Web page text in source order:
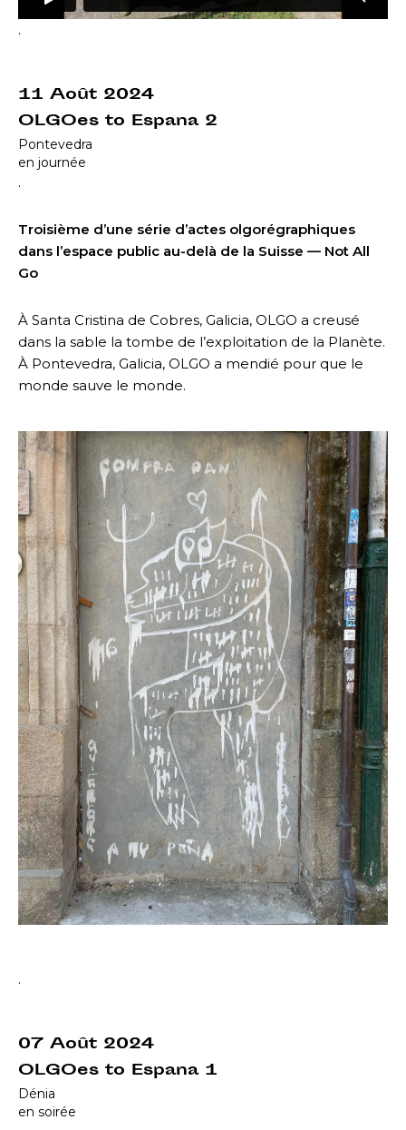
.
11 Août 2024
OLGOes to Espana 2
Pontevedra
en journée
.
Troisième d’une série d’actes olgorégraphiques
dans l’espace public au-delà de la Suisse — Not All
Go
À Santa Cristina de Cobres, Galicia, OLGO a creusé
dans la sable la tombe de l’exploitation de la Planète.
À Pontevedra, Galicia, OLGO a mendié pour que le
monde sauve le monde.
.
07 Août 2024
OLGOes to Espana 1
Dénia
en soirée